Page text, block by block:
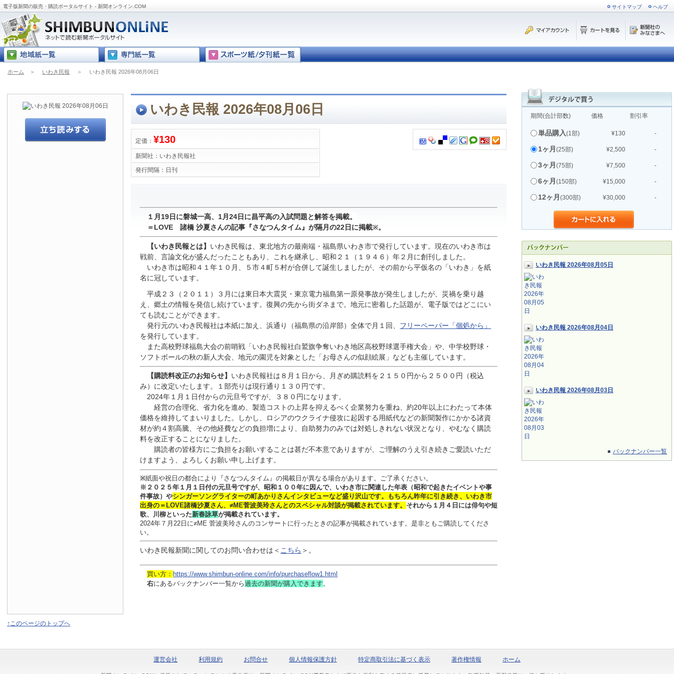
電子版新聞の販売・購読ポータルサイト - 新聞オンライン.COM サイトマップ ヘルプ
ホーム ＞ いわき民報 ＞ いわき民報 2026年08月06日
期間(合計部数) 価格 割引率
単品購入(1部) ¥130 -
1ヶ月 (25部) ¥2,500 -
3ヶ月 (75部) ¥7,500 -
6ヶ月 (150部) ¥15,000 -
12ヶ月 (300部) ¥30,000 -
いわき民報 2026年08月05日
いわき民報 2026年08月04日
いわき民報 2026年08月03日
バックナンバー一覧
いわき民報 2026年08月06日
定価： ¥130
新聞社： いわき民報社
発行間隔： 日刊
１月19日に磐城一高、1月24日に昌平高の入試問題と解答を掲載。
＝LOVE 諸橋 沙夏さんの記事『さなつんタイム』が隔月の22日に掲載※。
【いわき民報とは】 いわき民報は、東北地方の最南端・福島県いわき市で発行しています。現在のいわき市は
戦前、言論文化が盛んだったこともあり、これを継承し、昭和２１（１９４６）年２月に創刊しました。
いわき市は昭和４１年１０月、５市４町５村が合併して誕生しましたが、その前から平仮名の「いわき」を紙
名に冠しています。
平成２３（２０１１）３月には東日本大震災・東京電力福島第一原発事故が発生しましたが、災禍を乗り越
え、郷土の情報を発信し続けています。復興の先から街ダネまで。地元に密着した話題が、電子版ではどこにい
ても読むことができます。
発行元のいわき民報社は本紙に加え、浜通り（福島県の沿岸部）全体で月１回、 フリーペーパー「個処から」
を発行しています。
また高校野球福島大会の前哨戦「いわき民報社白鷲旗争奪いわき地区高校野球選手権大会」や、中学校野球・
ソフトボールの秋の新人大会、地元の園児を対象とした「お母さんの似顔絵展」なども主催しています。
【購読料改正のお知らせ】 いわき民報社は８月１日から、月ぎめ購読料を２１５０円から２５００円（税込
み）に改定いたします。１部売りは現行通り１３０円です。
2024年１月１日付からの元旦号ですが、３８０円になります。
経営の合理化、省力化を進め、製造コストの上昇を抑えるべく企業努力を重ね、約20年以上にわたって本体
価格を維持してまいりました。しかし、ロシアのウクライナ侵攻に起因する用紙代などの新聞製作にかかる諸資
材が約４割高騰、その他経費などの負担増により、自助努力のみでは対処しきれない状況となり、やむなく購読
料を改正することになりました。
購読者の皆様方にご負担をお願いすることは甚だ不本意でありますが、ご理解のうえ引き続きご愛読いただ
けますよう、よろしくお願い申し上げます。
※紙面や祝日の都合により『さなつんタイム』の掲載日が異なる場合があります。ご了承ください。
※ ２０２５年１月 １日 付の元旦号ですが、昭和１００年に因んで、いわき市に関連した年表（昭和で起きたイベントや事
件事故）やシンガーソングライターの町あかりさんインタビューなど盛り沢山です。
もちろん昨年に引き続き、いわき市
出身の ＝LOVE諸橋沙夏さん、≠ME菅波美玲さんとのスペシャル対談が掲載されています。 それから１月４日には俳句や短
歌、川柳といった新春詠草が掲載されています。
2024年７月22日に≠ME 菅波美玲さんのコンサートに行ったときの記事が掲載されています。是非ともご購読してくださ
い。
いわき民報新聞に関してのお問い合わせは ＜ こちら ＞。
買い方： https://www.shimbun-online.com/info/purchaseflow1.html
右にあるバックナンバー一覧から過去の新聞が購入できます。
↑このページのトップへ
運営会社 利用規約 お問合せ 個人情報保護方針 特定商取引法に基づく表示 著作権情報 ホーム